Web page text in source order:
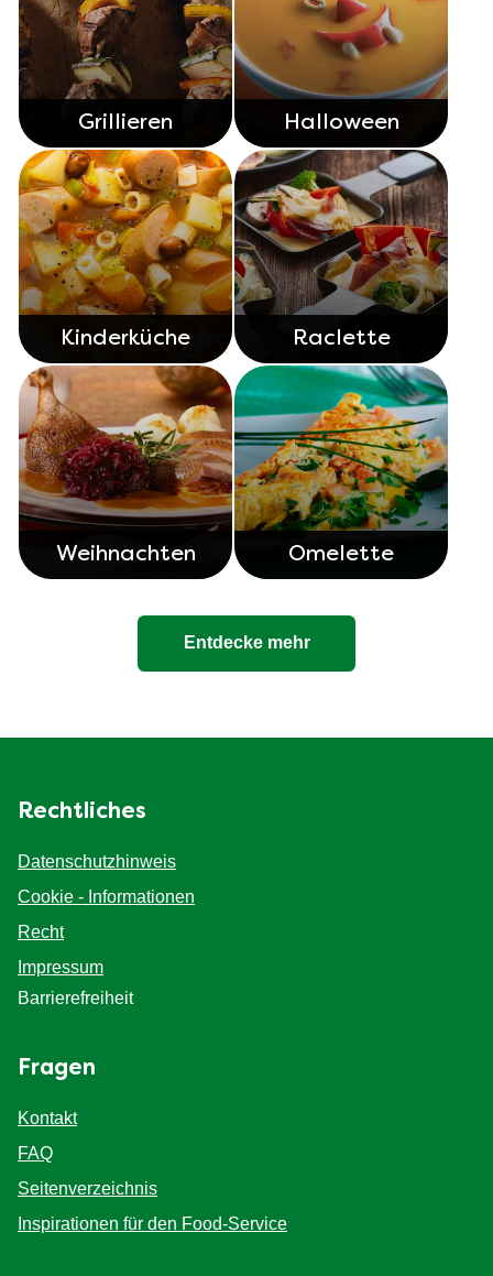
Grillieren Halloween
Kinderküche Raclette
Weihnachten Omelette
Entdecke mehr
Rechtliches
Datenschutzhinweis
Cookie - Informationen
Recht
Impressum
Barrierefreiheit
Fragen
Kontakt
FAQ
Seitenverzeichnis
Inspirationen für den Food-Service